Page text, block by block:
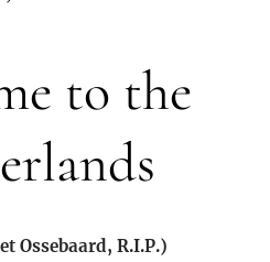
to the
Ossebaard, R.I.P.)